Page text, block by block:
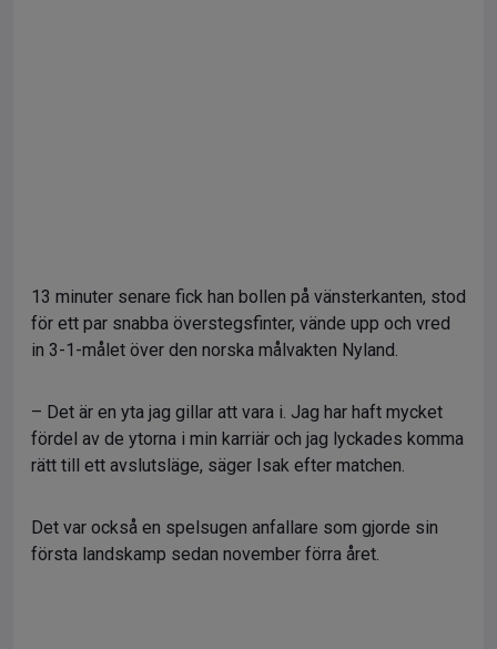
13 minuter senare fick han bollen på vänsterkanten, stod
för ett par snabba överstegsfinter, vände upp och vred
in 3-1-målet över den norska målvakten Nyland.
– Det är en yta jag gillar att vara i. Jag har haft mycket
fördel av de ytorna i min karriär och jag lyckades komma
rätt till ett avslutsläge, säger Isak efter matchen.
Det var också en spelsugen anfallare som gjorde sin
första landskamp sedan november förra året.